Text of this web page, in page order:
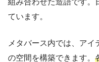
ています。
メタバース内では、ア
の空間を構築できます。